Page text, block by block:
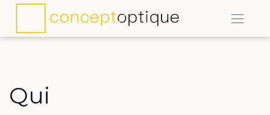
Qui